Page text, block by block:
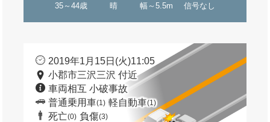
35～44歳 晴 幅～5.5m 信号なし
2019年1月15日(火)11:05
小郡市三沢三沢 付近
車両相互 小破事故
普通乗用車(1) 軽自動車(1)
死亡(0) 負傷(3)